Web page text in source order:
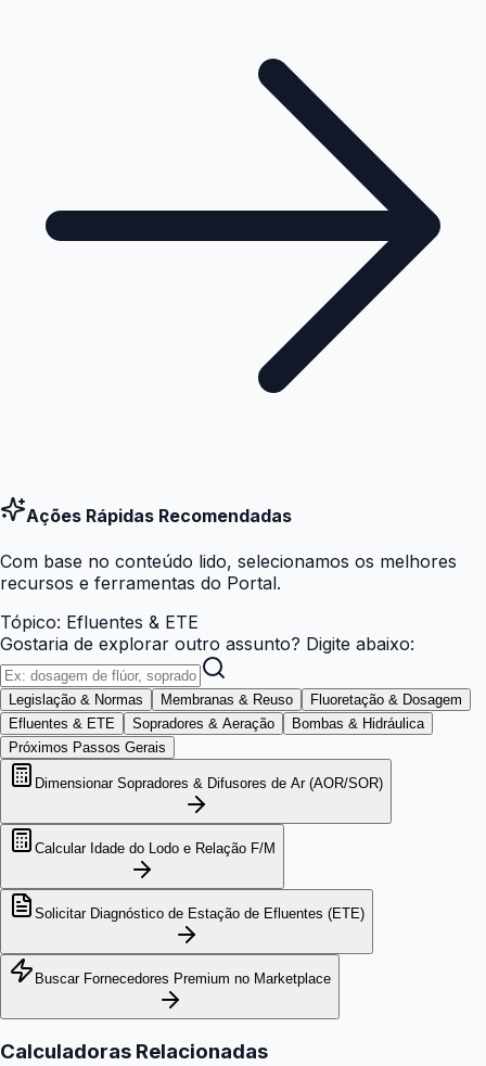
Ações Rápidas Recomendadas
Com base no conteúdo lido, selecionamos os melhores
recursos e ferramentas do Portal.
Tópico: Efluentes & ETE
Gostaria de explorar outro assunto? Digite abaixo:
Legislação & Normas Membranas & Reuso
Fluoretação & Dosagem
Efluentes & ETE
Sopradores & Aeração
Bombas & Hidráulica
Próximos Passos Gerais
Dimensionar Sopradores & Difusores de Ar (AOR/SOR)
Calcular Idade do Lodo e Relação F/M
Solicitar Diagnóstico de Estação de Efluentes (ETE)
Buscar Fornecedores Premium no Marketplace
Calculadoras Relacionadas